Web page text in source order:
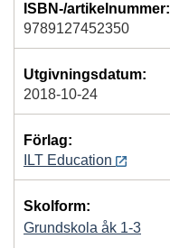
ISBN-/artikelnummer:
9789127452350
Utgivningsdatum:
2018-10-24
Förlag:
ILT Education
Skolform:
Grundskola åk 1-3